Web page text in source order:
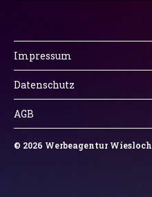
Impressum
Datenschutz
AGB
© 2026 Werbeagentur Wiesloch